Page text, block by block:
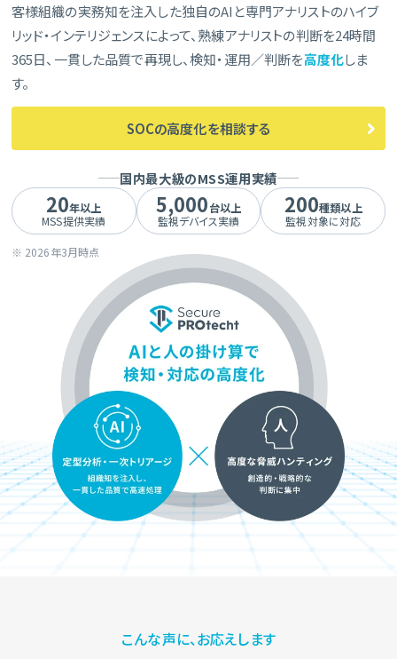
客様組織の実務知を注入した独自のAIと専門アナリストのハイブ
リッド・インテリジェンスによって、熟練アナリストの判断を24時間
365日、一貫した品質で再現し、検知・運用／判断を高度化しま
す。
SOCの高度化を相談する
国内最大級のMSS運用実績
20年以上
MSS提供実績
5,000台以上
監視デバイス実績
200種類以上
監視対象に対応
※ 2026年3月時点
こんな声に、お応えします